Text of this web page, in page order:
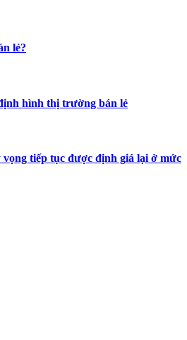
lẻ?
hình thị trường bán lẻ
tiếp tục được định giá lại ở mức